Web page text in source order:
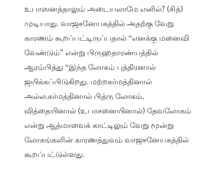
உபாஸனத்தாலும் அடையலாமே எனில்? (சித்)
முடியாது. வாஜசனேயகத்தில் அதற்கு வேறு
காரணம் கூறப்பட்டிருப்பதால் “எனக்கு மனைவி
வேண்டும்” என்று பிருஹதாரண்யத்தில்
ஆரம்பித்து “இந்த லோகம் புத்திரனால்
ஜயிக்கப்பிடுகிறது. மற்றகர்மத்தினால்
அல்ல.கர்மத்தினால் பித்ரு லோகம்,
வித்தையினால் (உபாசனையினால்) தேவலோகம்
என்று ஆத்மாவைக் காட்டிலும் வேறு மூன்று
லோகங்களின் காரணத்துவம் வாஜசனேயகத்தில்
கூறப்பட்டுள்ளது.